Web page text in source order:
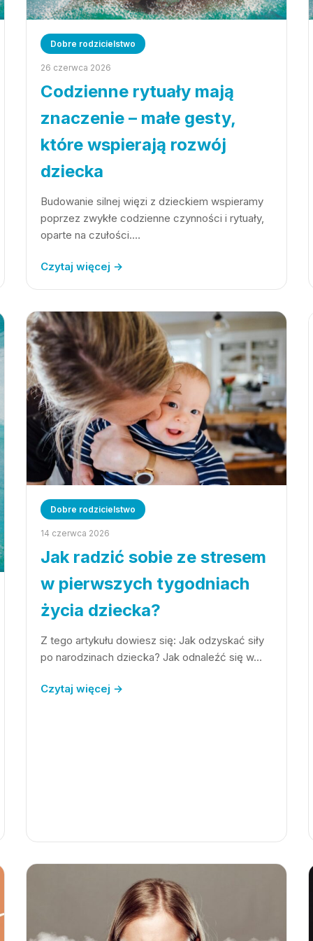
Dobre rodzicielstwo
26 czerwca 2026
Codzienne rytuały mają
znaczenie – małe gesty,
które wspierają rozwój
dziecka
Budowanie silnej więzi z dzieckiem wspieramy
poprzez zwykłe codzienne czynności i rytuały,
oparte na czułości.…
Czytaj więcej →
Dobre rodzicielstwo
14 czerwca 2026
Jak radzić sobie ze stresem
w pierwszych tygodniach
życia dziecka?
Z tego artykułu dowiesz się: Jak odzyskać siły
po narodzinach dziecka? Jak odnaleźć się w…
Czytaj więcej →